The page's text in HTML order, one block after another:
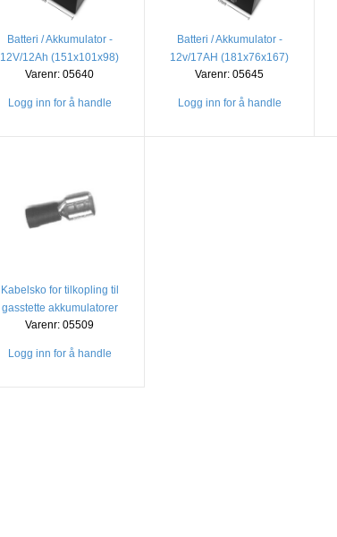
Batteri / Akkumulator -
12V/12Ah (151x101x98)
Varenr: 05640
Logg inn for å handle
Batteri / Akkumulator -
12v/17AH (181x76x167)
Varenr: 05645
Logg inn for å handle
Kabelsko for tilkopling til
gasstette akkumulatorer
Varenr: 05509
Logg inn for å handle